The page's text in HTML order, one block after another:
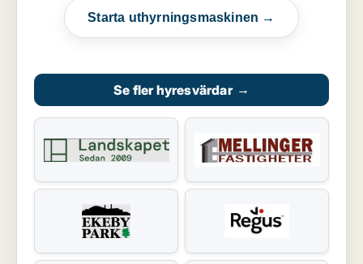
Starta uthyrningsmaskinen →
Se fler hyresvärdar →